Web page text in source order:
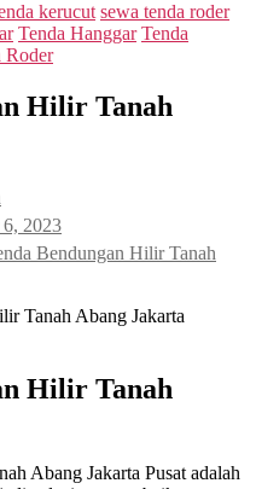
kerucut sewa tenda roder
Tenda Hanggar Tenda
Roder
Hilir Tanah
6, 2023
Bendungan Hilir Tanah
Hilir Tanah
Abang Jakarta Pusat adalah